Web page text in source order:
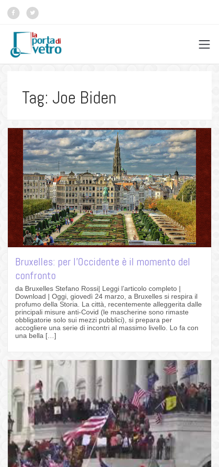
Tag: Joe Biden
Bruxelles: per l’Occidente è il momento del
confronto
da Bruxelles Stefano Rossi| Leggi l’articolo completo |
Download | Oggi, giovedì 24 marzo, a Bruxelles si respira il
profumo della Storia. La città, recentemente alleggerita dalle
principali misure anti-Covid (le mascherine sono rimaste
obbligatorie solo sui mezzi pubblici), si prepara per
accogliere una serie di incontri al massimo livello. Lo fa con
una bella […]